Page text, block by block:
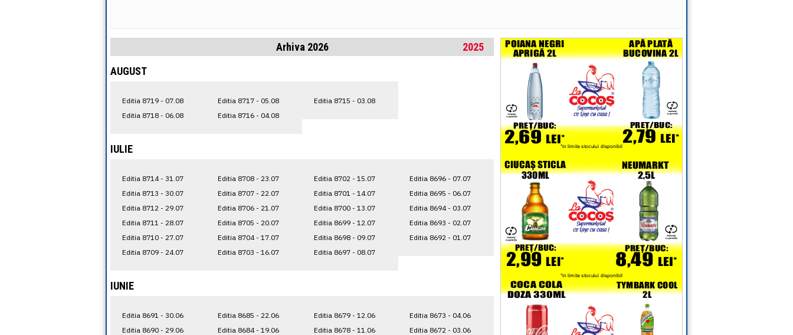
2025
Arhiva 2026
AUGUST
Editia 8719 - 07.08
Editia 8718 - 06.08
Editia 8717 - 05.08
Editia 8716 - 04.08
Editia 8715 - 03.08
IULIE
Editia 8714 - 31.07
Editia 8713 - 30.07
Editia 8712 - 29.07
Editia 8711 - 28.07
Editia 8710 - 27.07
Editia 8709 - 24.07
Editia 8708 - 23.07
Editia 8707 - 22.07
Editia 8706 - 21.07
Editia 8705 - 20.07
Editia 8704 - 17.07
Editia 8703 - 16.07
Editia 8702 - 15.07
Editia 8701 - 14.07
Editia 8700 - 13.07
Editia 8699 - 12.07
Editia 8698 - 09.07
Editia 8697 - 08.07
Editia 8696 - 07.07
Editia 8695 - 06.07
Editia 8694 - 03.07
Editia 8693 - 02.07
Editia 8692 - 01.07
IUNIE
Editia 8691 - 30.06
Editia 8690 - 29.06
Editia 8685 - 22.06
Editia 8684 - 19.06
Editia 8679 - 12.06
Editia 8678 - 11.06
Editia 8673 - 04.06
Editia 8672 - 03.06